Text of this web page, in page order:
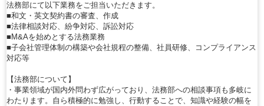
法務部にて以下業務をご担当いただきます。
■和文・英文契約書の審査、作成
■法律相談対応、紛争対応、訴訟対応
■M&Aを始めとする法務業務
■子会社管理体制の構築や会社規程の整備、社員研修、コンプライアンス
対応等
【法務部について】
・事業領域が国内外問わず広がっており、法務部への相談事項も多岐に
わたります。自ら積極的に勉強し、行動することで、知識や経験の幅を